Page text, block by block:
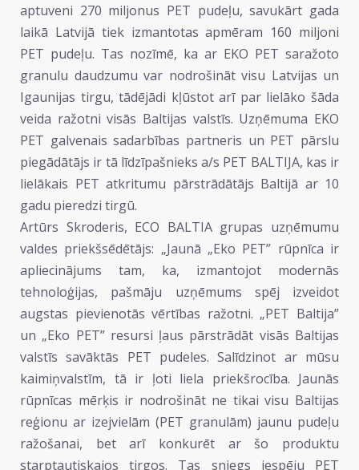
aptuveni 270 miljonus PET pudeļu, savukārt gada
laikā Latvijā tiek izmantotas apmēram 160 miljoni
PET pudeļu. Tas nozīmē, ka ar EKO PET saražoto
granulu daudzumu var nodrošināt visu Latvijas un
Igaunijas tirgu, tādējādi kļūstot arī par lielāko šāda
veida ražotni visās Baltijas valstīs. Uzņēmuma EKO
PET galvenais sadarbības partneris un PET pārslu
piegādātājs ir tā līdzīpašnieks a/s PET BALTIJA, kas ir
lielākais PET atkritumu pārstrādātājs Baltijā ar 10
gadu pieredzi tirgū.
Artūrs Skroderis, ECO BALTIA grupas uzņēmumu
valdes priekšsēdētājs: „Jaunā „Eko PET” rūpnīca ir
apliecinājums tam, ka, izmantojot modernās
tehnoloģijas, pašmāju uzņēmums spēj izveidot
augstas pievienotās vērtības ražotni. „PET Baltija”
un „Eko PET” resursi ļaus pārstrādāt visās Baltijas
valstīs savāktās PET pudeles. Salīdzinot ar mūsu
kaimiņvalstīm, tā ir ļoti liela priekšrocība. Jaunās
rūpnīcas mērķis ir nodrošināt ne tikai visu Baltijas
reģionu ar izejvielām (PET granulām) jaunu pudeļu
ražošanai, bet arī konkurēt ar šo produktu
starptautiskajos tirgos. Tas sniegs iespēju PET